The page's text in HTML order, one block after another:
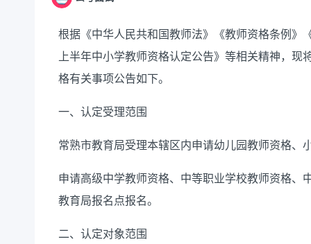
根据《中华人民共和国教师法》《教师资格条例》
上半年中小学教师资格认定公告》等相关精神，现
格有关事项公告如下。
一、认定受理范围
常熟市教育局受理本辖区内申请幼儿园教师资格、
申请高级中学教师资格、中等职业学校教师资格、
教育局报名点报名。
二、认定对象范围